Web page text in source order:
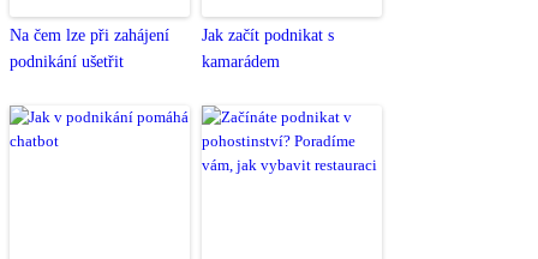
Na čem lze při zahájení
podnikání ušetřit
Jak začít podnikat s
kamarádem